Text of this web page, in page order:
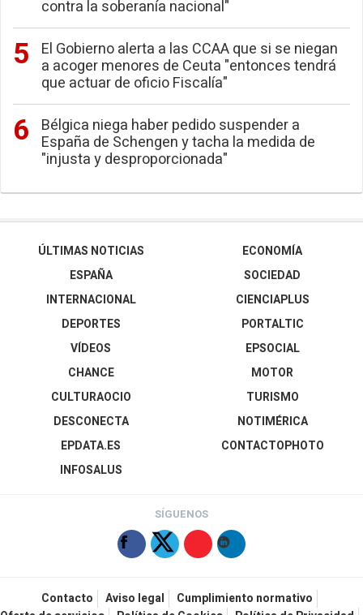
contra la soberanía nacional"
El Gobierno alerta a las CCAA que si se niegan
a acoger menores de Ceuta "entonces tendrá
que actuar de oficio Fiscalía"
Bélgica niega haber pedido suspender a
España de Schengen y tacha la medida de
"injusta y desproporcionada"
ÚLTIMAS NOTICIAS
ESPAÑA
INTERNACIONAL
DEPORTES
VÍDEOS
ECONOMÍA
SOCIEDAD
CIENCIAPLUS
PORTALTIC
EPSOCIAL
CHANCE
CULTURAOCIO
DESCONECTA
EPDATA.ES
INFOSALUS
MOTOR
TURISMO
NOTIMÉRICA
CONTACTOPHOTO
SÍGUENOS
Contacto Aviso legal
Cumplimiento normativo